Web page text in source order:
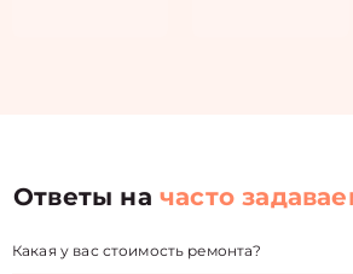
Ответы начасто
Какая у вас стоимость ремонта?